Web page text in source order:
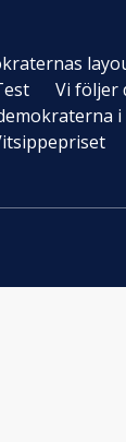
Vi följer
i